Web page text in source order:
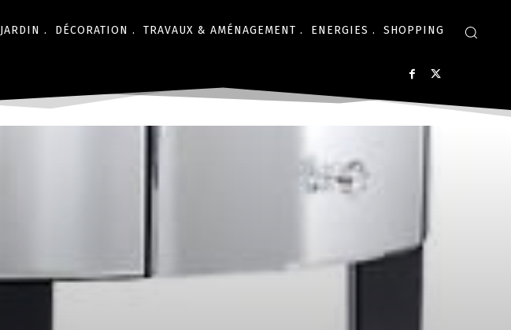
JARDIN . DÉCORATION . TRAVAUX & AMÉNAGEMENT . ENERGIES . SHOPPING